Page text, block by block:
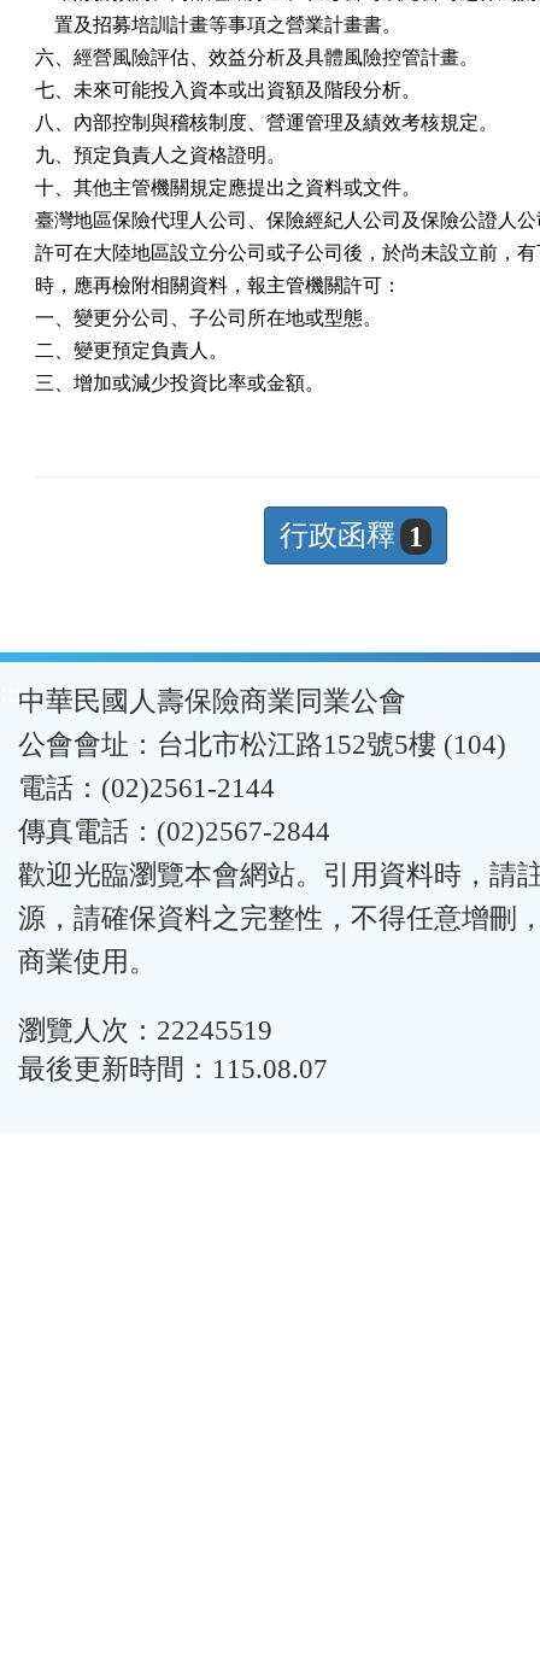
    置及招募培訓計畫等事項之營業計畫書。
六、經營風險評估、效益分析及具體風險控管計畫。
七、未來可能投入資本或出資額及階段分析。
八、內部控制與稽核制度、營運管理及績效考核規定。
九、預定負責人之資格證明。
十、其他主管機關規定應提出之資料或文件。
臺灣地區保險代理人公司、保險經紀人公司及保險公證人
許可在大陸地區設立分公司或子公司後，於尚未設立前，
時，應再檢附相關資料，報主管機關許可：
一、變更分公司、子公司所在地或型態。
二、變更預定負責人。
三、增加或減少投資比率或金額。
行政函釋 1
:::中華民國人壽保險商業同業公會
公會會址：台北市松江路152號5樓 (104)
電話：(02)2561-2144
傳真電話：(02)2567-2844
歡迎光臨瀏覽本會網站。引用資料時，請
源，請確保資料之完整性，不得任意增刪
商業使用。
瀏覽人次：22245519
最後更新時間：115.08.07